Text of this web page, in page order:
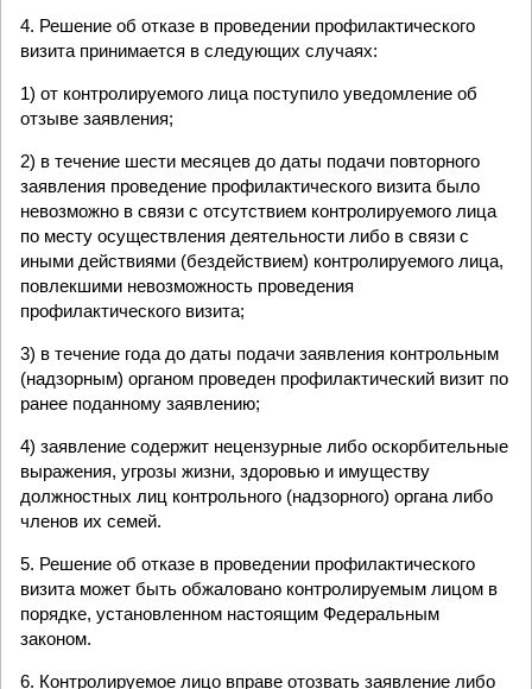
4. Решение об отказе в проведении профилактического
визита принимается в следующих случаях:
1) от контролируемого лица поступило уведомление об
отзыве заявления;
2) в течение шести месяцев до даты подачи повторного
заявления проведение профилактического визита было
невозможно в связи с отсутствием контролируемого лица
по месту осуществления деятельности либо в связи с
иными действиями (бездействием) контролируемого лица,
повлекшими невозможность проведения
профилактического визита;
3) в течение года до даты подачи заявления контрольным
(надзорным) органом проведен профилактический визит по
ранее поданному заявлению;
4) заявление содержит нецензурные либо оскорбительные
выражения, угрозы жизни, здоровью и имуществу
должностных лиц контрольного (надзорного) органа либо
членов их семей.
5. Решение об отказе в проведении профилактического
визита может быть обжаловано контролируемым лицом в
порядке, установленном настоящим Федеральным
законом.
6. Контролируемое лицо вправе отозвать заявление либо